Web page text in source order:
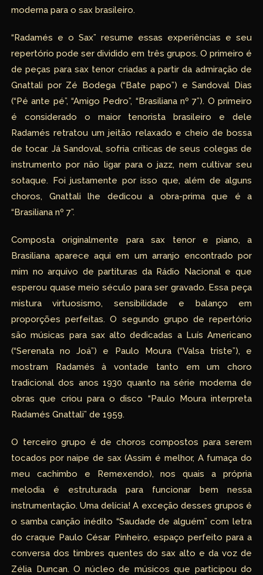
moderna para o sax brasileiro.
“Radamés e o Sax” resume essas experiências e seu
repertório pode ser dividido em três grupos. O primeiro é
de peças para sax tenor criadas a partir da admiração de
Gnattali por Zé Bodega (“Bate papo”) e Sandoval Dias
(“Pé ante pé”, “Amigo Pedro”, “Brasiliana nº 7”). O primeiro
é considerado o maior tenorista brasileiro e dele
Radamés retratou um jeitão relaxado e cheio de bossa
de tocar. Já Sandoval, sofria críticas de seus colegas de
instrumento por não ligar para o jazz, nem cultivar seu
sotaque. Foi justamente por isso que, além de alguns
choros, Gnattali lhe dedicou a obra-prima que é a
“Brasiliana nº 7”.
Composta originalmente para sax tenor e piano, a
Brasiliana aparece aqui em um arranjo encontrado por
mim no arquivo de partituras da Rádio Nacional e que
esperou quase meio século para ser gravado. Essa peça
mistura virtuosismo, sensibilidade e balanço em
proporções perfeitas. O segundo grupo de repertório
são músicas para sax alto dedicadas a Luís Americano
(“Serenata no Joá”) e Paulo Moura (“Valsa triste”), e
mostram Radamés à vontade tanto em um choro
tradicional dos anos 1930 quanto na série moderna de
obras que criou para o disco “Paulo Moura interpreta
Radamés Gnattali” de 1959.
O terceiro grupo é de choros compostos para serem
tocados por naipe de sax (Assim é melhor, A fumaça do
meu cachimbo e Remexendo), nos quais a própria
melodia é estruturada para funcionar bem nessa
instrumentação. Uma delícia! A exceção desses grupos é
o samba canção inédito “Saudade de alguém” com letra
do craque Paulo César Pinheiro, espaço perfeito para a
conversa dos timbres quentes do sax alto e da voz de
Zélia Duncan. O núcleo de músicos que participou do